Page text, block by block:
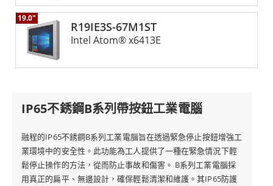
R19IE3S-67M1ST
19.0"
Intel Atom® x6413E
IP65不銹鋼B系列帶按鈕工業電腦
融程的IP65不銹鋼B系列工業電腦旨在透過緊急停止按鈕增強工
業環境中的安全性。此功能為工人提供了一種在緊急情況下輕
鬆停止操作的方法，從而防止事故和傷害。 B系列工業電腦採
用真正的扁平、無邊設計，確保輕鬆清潔和維護。其IP65防護